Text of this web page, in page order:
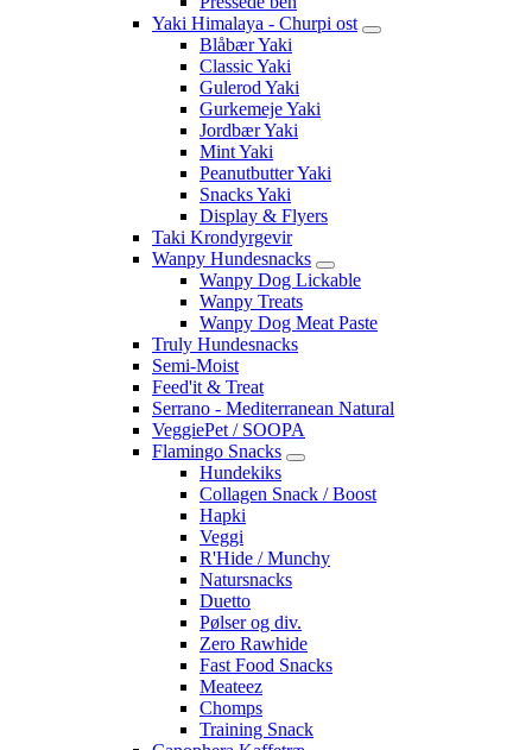
Yaki Himalaya - Churpi ost
Blåbær Yaki
Classic Yaki
Gulerod Yaki
Gurkemeje Yaki
Jordbær Yaki
Mint Yaki
Peanutbutter Yaki
Snacks Yaki
Display & Flyers
Taki Krondyrgevir
Wanpy Hundesnacks
Wanpy Dog Lickable
Wanpy Treats
Wanpy Dog Meat Paste
Truly Hundesnacks
Semi-Moist
Feed'it & Treat
Serrano - Mediterranean Natural
VeggiePet / SOOPA
Flamingo Snacks
Hundekiks
Collagen Snack / Boost
Hapki
Veggi
R'Hide / Munchy
Natursnacks
Duetto
Pølser og div.
Zero Rawhide
Fast Food Snacks
Meateez
Chomps
Training Snack